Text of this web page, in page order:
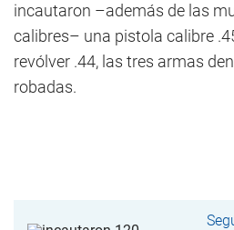
incautaron –además de las
calibres– una pistola calibre
revólver .44, las tres armas
robadas.